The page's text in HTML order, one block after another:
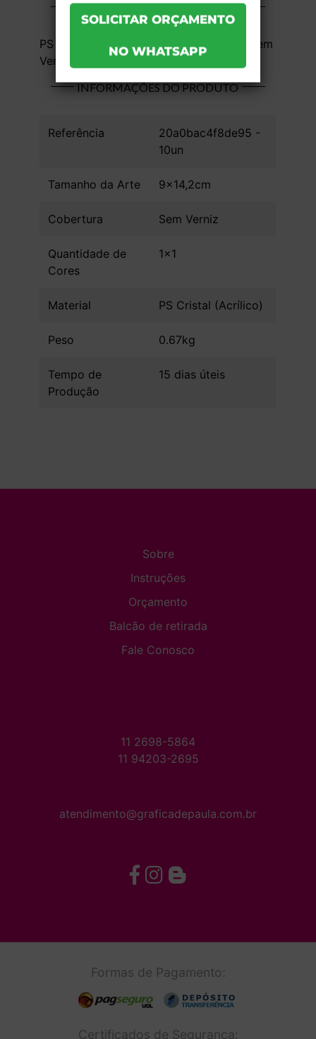
DESCRIÇÃO DO PRODUTO
PS Cristal (Acrílico) - 1x1 - 9x14,2cm - Sem
Verniz - 10 unid
INFORMAÇÕES DO PRODUTO
Referência
20a0bac4f8de95 -
10un
Tamanho da Arte 9x14,2cm
Cobertura Sem Verniz
Quantidade de
Cores
1x1
Material PS Cristal (Acrílico)
Peso 0.67kg
Tempo de
Produção
15 dias úteis
Sobre
Instruções
Orçamento
Balcão de retirada
Fale Conosco
11 2698-5864
11 94203-2695
atendimento@graficadepaula.com.br
Formas de Pagamento:
Certificados de Segurança: